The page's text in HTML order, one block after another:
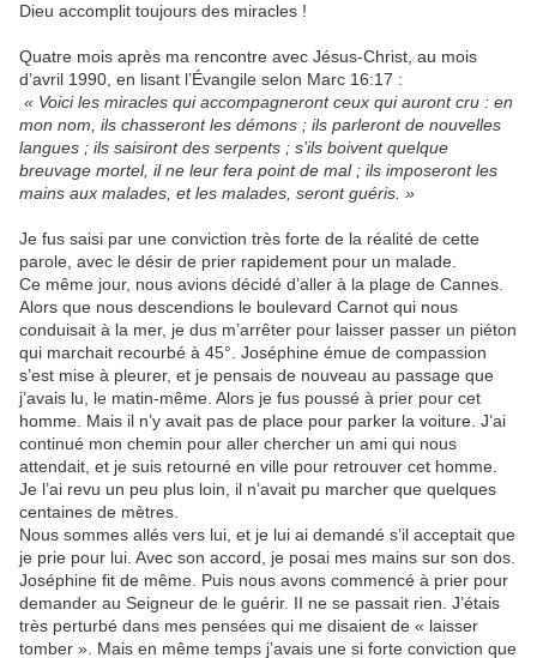
Dieu accomplit toujours des miracles !
Quatre mois après ma rencontre avec Jésus-Christ, au mois
d’avril 1990, en lisant l’Évangile selon Marc 16:17 :
« Voici les miracles qui accompagneront ceux qui auront cru : en
mon nom, ils chasseront les démons ; ils parleront de nouvelles
langues ; ils saisiront des serpents ; s’ils boivent quelque
breuvage mortel, il ne leur fera point de mal ; ils imposeront les
mains aux malades, et les malades, seront guéris. »
Je fus saisi par une conviction très forte de la réalité de cette
parole, avec le désir de prier rapidement pour un malade.
Ce même jour, nous avions décidé d’aller à la plage de Cannes.
Alors que nous descendions le boulevard Carnot qui nous
conduisait à la mer, je dus m’arrêter pour laisser passer un piéton
qui marchait recourbé à 45°. Joséphine émue de compassion
s’est mise à pleurer, et je pensais de nouveau au passage que
j’avais lu, le matin-même. Alors je fus poussé à prier pour cet
homme. Mais il n’y avait pas de place pour parker la voiture. J’ai
continué mon chemin pour aller chercher un ami qui nous
attendait, et je suis retourné en ville pour retrouver cet homme.
Je l’ai revu un peu plus loin, il n’avait pu marcher que quelques
centaines de mètres.
Nous sommes allés vers lui, et je lui ai demandé s’il acceptait que
je prie pour lui. Avec son accord, je posai mes mains sur son dos.
Joséphine fit de même. Puis nous avons commencé à prier pour
demander au Seigneur de le guérir. II ne se passait rien. J’étais
très perturbé dans mes pensées qui me disaient de « laisser
tomber ». Mais en même temps j’avais une si forte conviction que